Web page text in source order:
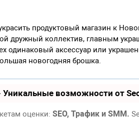
продуктовый магазин к
дружный коллектив, главным
одинаковый аксессуар или
новогодняя брошка.
возможности от
оценки:SEO, Трафик и SMM.